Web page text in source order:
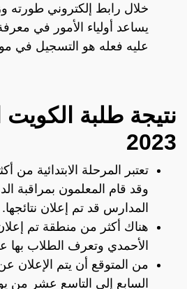
خلال رابط إلكتروني طورته
يساعد أولياء الأمور في
عليه فعله هو التسجيل في
نتيجة طلبة الكويت
2023
تعتبر المرحلة الابتدائية من
وقد قام المعلمون بمراقبة
المدارس قد تم إعلان نتائجها.
هناك أكثر من منطقة تم إعلان
الأحمدي وتعرف الطلاب بها
من المتوقع أن يتم الإعلان
السابع إلى التاسع عشر من